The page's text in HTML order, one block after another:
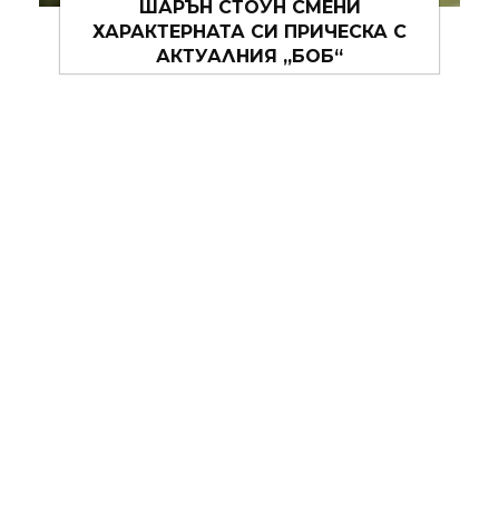
НАПРАВЕТЕ СИ ГРИМА НА ВИКИ
БЕКЪМ САМО ЗА 5 МИНУТИ